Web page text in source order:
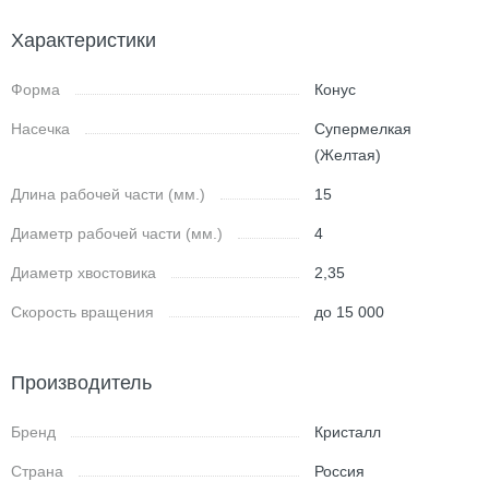
Характеристики
Форма Конус
Насечка
Супермелкая
(Желтая)
Длина рабочей части (мм.) 15
Диаметр рабочей части (мм.) 4
Диаметр хвостовика 2,35
Скорость вращения до 15 000
Производитель
Бренд Кристалл
Страна Россия